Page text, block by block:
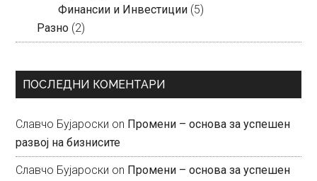
Финансии и Инвестиции (5)
Разно (2)
ПОСЛЕДНИ КОМЕНТАРИ
Славчо Бујароски on Промени – основа за успешен
развој на бизнисите
Славчо Бујароски on Промени – основа за успешен